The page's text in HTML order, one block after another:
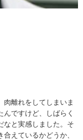
離れをしてしまいま
んですけど、しばらく
なと実感しました。そ
えているかどうか、